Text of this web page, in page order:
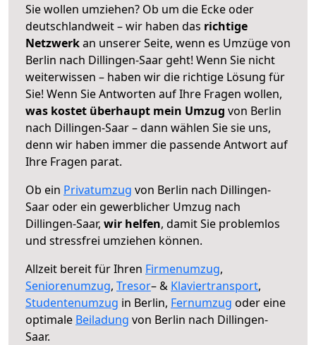
Sie wollen umziehen? Ob um die Ecke oder
deutschlandweit – wir haben das richtige
Netzwerkan unserer Seite, wenn es Umzüge von
Berlin nach Dillingen-Saar geht! Wenn Sie nicht
weiterwissen – haben wir die richtige Lösung für
Sie! Wenn Sie Antworten auf Ihre Fragen wollen,
was kostet überhaupt mein Umzug von Berlin
nach Dillingen-Saar – dann wählen Sie sie uns,
denn wir haben immer die passende Antwort auf
Ihre Fragen parat.
Ob ein Privatumzug von Berlin nach Dillingen-
Saar oder ein gewerblicher Umzug nach
Dillingen-Saar, wir helfen, damit Sie problemlos
und stressfrei umziehen können.
Allzeit bereit für Ihren Firmenumzug,
Seniorenumzug, Tresor– & Klaviertransport,
Studentenumzug in Berlin, Fernumzug oder eine
optimale Beiladung von Berlin nach Dillingen-
Saar.